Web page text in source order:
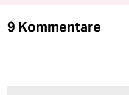
9 Kommentare